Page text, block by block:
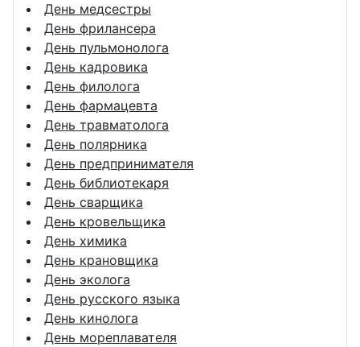
День медсестры
День фрилансера
День пульмонолога
День кадровика
День филолога
День фармацевта
День травматолога
День полярника
День предпринимателя
День библиотекаря
День сварщика
День кровельщика
День химика
День крановщика
День эколога
День русского языка
День кинолога
День мореплавателя